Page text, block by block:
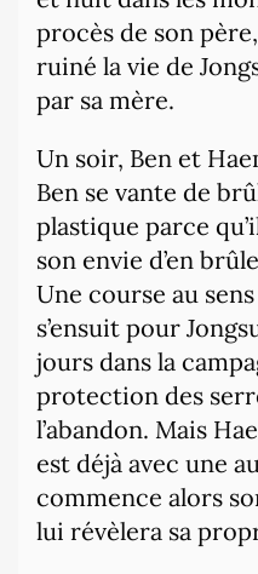
procès de son
ruiné la vie de
par sa mère.
Un soir, Ben et
Ben se vante de
plastique parce
son envie d’en
Une course au
s’ensuit pour
jours dans la
protection des
l’abandon. Mais
est déjà avec une
commence alors
lui révèlera sa